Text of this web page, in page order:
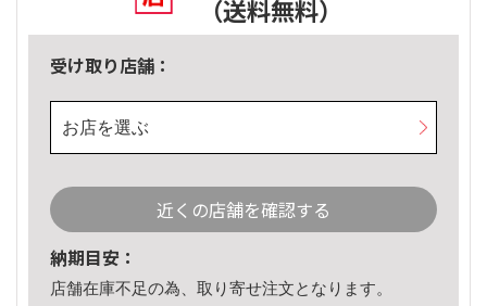
（送料無料）
受け取り店舗：
お店を選ぶ
近くの店舗を確認する
納期目安：
店舗在庫不足の為、取り寄せ注文となります。